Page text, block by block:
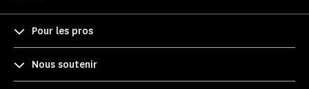
Pour les pros
Nous soutenir